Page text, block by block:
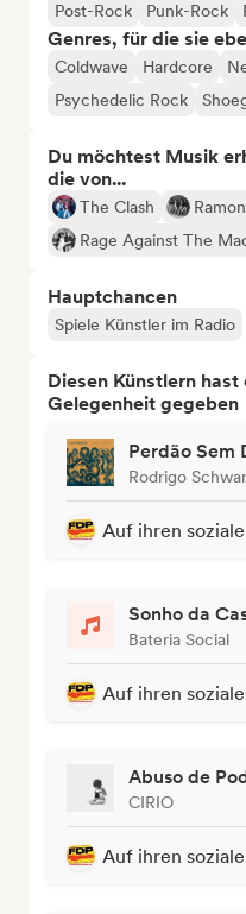
Post-Rock
Punk-Rock
Genres, für die sie
Coldwave Hardcore
Psychedelic Rock
Du möchtest Musik
die von...
The Clash
Rage Against The
Hauptchancen
Spiele Künstler im Radio
Diesen Künstlern
Gelegenheit gegeben
Perdão Sem
Rodrigo
Auf ihren
Sonho da
Bateria Social
Auf ihren
Abuso de
CIRIO
Auf ihren